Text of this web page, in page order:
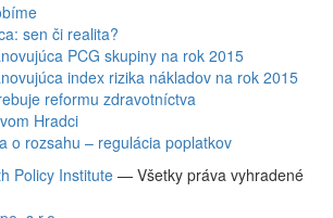
sen či realita?
PCG skupiny na rok 2015
index rizika nákladov na rok 2015
reformu zdravotníctva
Hradci
o rozsahu – regulácia poplatkov
Policy Institute — Všetky práva vyhradené